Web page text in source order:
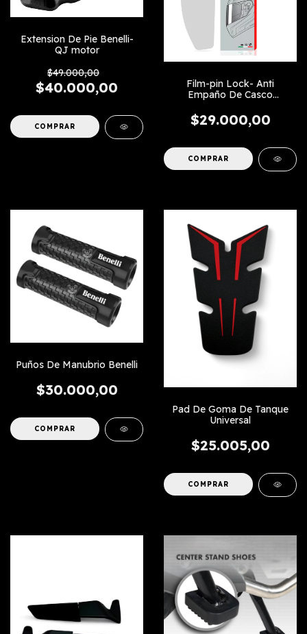
Extension De Pie Benelli-
QJ motor
$49.000,00
$40.000,00
COMPRAR
Film-pin Lock- Anti
Empaño De Casco
$29.000,00
Puños De Manubrio Benelli
$30.000,00
COMPRAR
Pad De Goma De Tanque
Universal
$25.005,00
COMPRAR